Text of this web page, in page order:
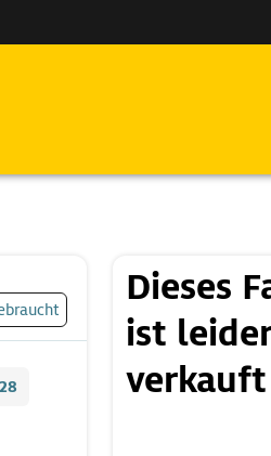
Dieses
ist
verkauft